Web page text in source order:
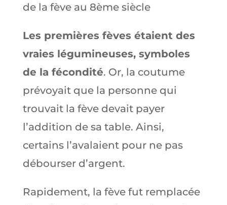
de la fève au 8ème siècle
Les premières fèves étaient des
vraies légumineuses, symboles
de la fécondité. Or, la coutume
prévoyait que la personne qui
trouvait la fève devait payer
l’addition de sa table. Ainsi,
certains l’avalaient pour ne pas
débourser d’argent.
Rapidement, la fève fut remplacée